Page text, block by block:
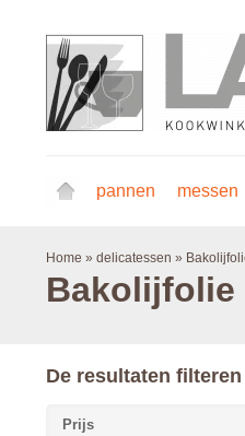
pannen messen
Home » delicatessen »
Bakolijfolie
De resultaten filteren
Prijs